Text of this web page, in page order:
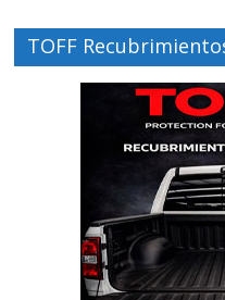
TOFF